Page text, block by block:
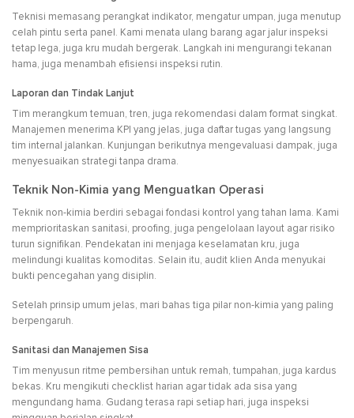
Teknisi memasang perangkat indikator, mengatur umpan, juga menutup
celah pintu serta panel. Kami menata ulang barang agar jalur inspeksi
tetap lega, juga kru mudah bergerak. Langkah ini mengurangi tekanan
hama, juga menambah efisiensi inspeksi rutin.
Laporan dan Tindak Lanjut
Tim merangkum temuan, tren, juga rekomendasi dalam format singkat.
Manajemen menerima KPI yang jelas, juga daftar tugas yang langsung
tim internal jalankan. Kunjungan berikutnya mengevaluasi dampak, juga
menyesuaikan strategi tanpa drama.
Teknik Non-Kimia yang Menguatkan Operasi
Teknik non-kimia berdiri sebagai fondasi kontrol yang tahan lama. Kami
memprioritaskan sanitasi, proofing, juga pengelolaan layout agar risiko
turun signifikan. Pendekatan ini menjaga keselamatan kru, juga
melindungi kualitas komoditas. Selain itu, audit klien Anda menyukai
bukti pencegahan yang disiplin.
Setelah prinsip umum jelas, mari bahas tiga pilar non-kimia yang paling
berpengaruh.
Sanitasi dan Manajemen Sisa
Tim menyusun ritme pembersihan untuk remah, tumpahan, juga kardus
bekas. Kru mengikuti checklist harian agar tidak ada sisa yang
mengundang hama. Gudang terasa rapi setiap hari, juga inspeksi